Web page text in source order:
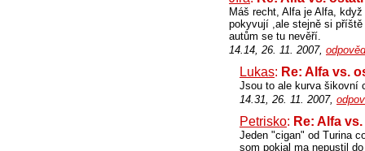
Máš recht, Alfa je Alfa,
pokyvují ,ale stejně si
autům se tu nevěří.
14.14, 26. 11. 2007,
Lukas: Re: Alfa vs.
Jsou to ale kurva šikovní
14.31, 26. 11. 2007,
Petrisko: Re: Alfa
Jeden "cigan" od Turina
som pokial ma nepustil